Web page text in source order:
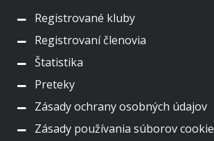
Registrované kluby
Registrovaní členovia
Štatistika
Preteky
Zásady ochrany osobných údajov
Zásady používania súborov cookie